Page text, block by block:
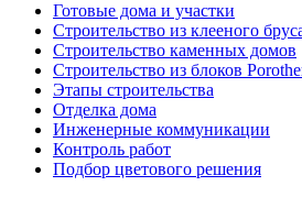
Готовые дома и участки
Строительство из клееного
Строительство каменных домов
Строительство из блоков
Этапы строительства
Отделка дома
Инженерные коммуникации
Контроль работ
Подбор цветового решения